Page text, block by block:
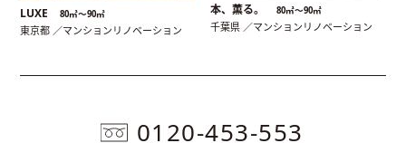
LUXE 80㎡〜90㎡
東京都 ／マンションリノベーション
本、薫る。 80㎡〜90㎡
千葉県 ／マンションリノベーション
0120-453-553